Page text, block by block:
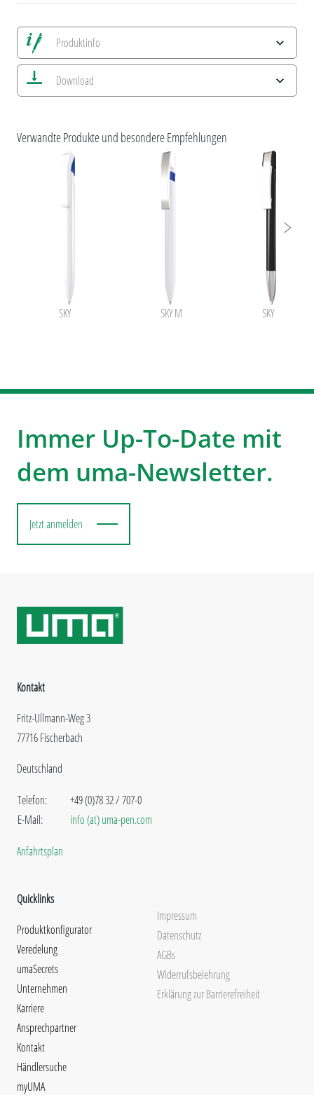
Produktinfo
Alle Ansichten speichern
Aktuelles Bild speichern
Information Druckposition
Download
Verwandte Produkte und besondere Empfehlungen
SKY SKY M SKY M SI
Immer Up-To-Date mit
dem uma-Newsletter.
Jetzt anmelden
Kontakt
Fritz-Ullmann-Weg 3
77716 Fischerbach
Deutschland
Telefon:
E-Mail:
+49 (0)78 32 / 707-0
info (at) uma-pen.com
Anfahrtsplan
Quicklinks
Produktkonfigurator
Veredelung
umaSecrets
Unternehmen
Karriere
Ansprechpartner
Kontakt
Händlersuche
myUMA
Impressum
Datenschutz
AGBs
Widerrufsbelehrung
Erklärung zur Barrierefreiheit